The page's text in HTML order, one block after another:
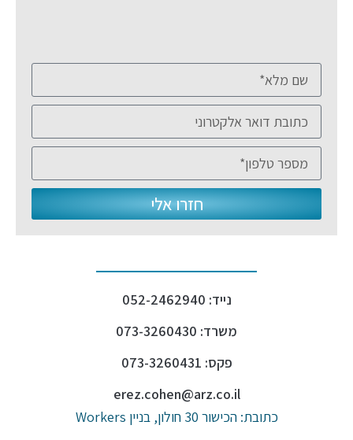
חזרו אלי
נייד: 052-2462940
משרד: 073-3260430
פקס: 073-3260431
erez.cohen@arz.co.il
כתובת: הכישור 30 חולון, בניין Workers